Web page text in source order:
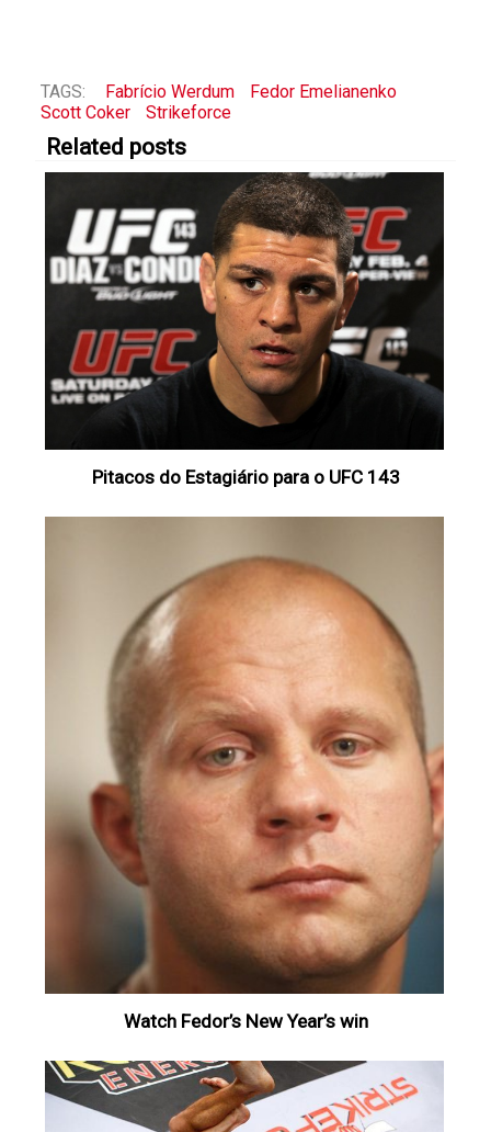
TAGS: Fabrício Werdum
Fedor Emelianenko
Scott Coker
Strikeforce
Related posts
Pitacos do Estagiário para o UFC 143
Watch Fedor’s New Year’s win